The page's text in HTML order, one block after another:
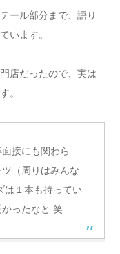
ール部分まで、語り
います。
店だったので、実は
。
接にも関わら
（周りはみんな
は１本も持ってい
ったなと 笑